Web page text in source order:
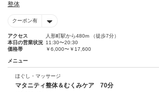
整体
クーポン有
アクセス
人形町駅から480m （徒歩7分）
本日の営業状況 11:30〜20:30
価格帯
￥6,000〜￥17,600
メニュー
ほぐし・マッサージ
マタニティ整体＆むくみケア 70分